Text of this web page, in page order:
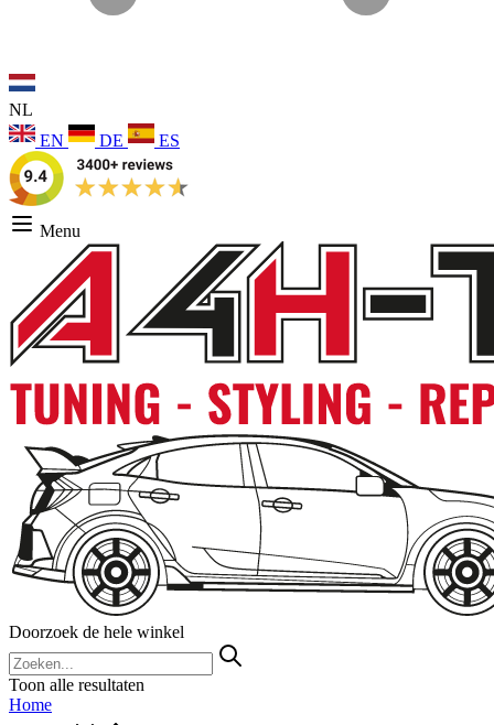
NL
EN
DE ES
Menu
Doorzoek de hele winkel
Toon alle resultaten
Home